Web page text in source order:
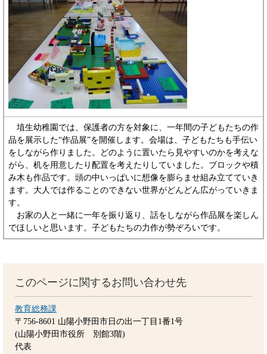
埴生幼稚園では、保護者の方を対象に、一年間の子どもたちの作
品を展示した“作品展”を開催します。会場は、子どもたちも手伝い
をしながら作りました。どのように置いたら見やすいのかを考えな
がら、机を用意したり配置を考えたりしていました。ブロックや積
み木も作品です。頭の中いっぱいに想像を膨らませ組み立てていき
ます。大人では作ることのできない世界がどんどん広がっていきま
す。
お家の人と一緒に一年を振り返り、話をしながら作品展を楽しん
でほしいと思います。子どもたちの力作が勢ぞろいです。
このページに関するお問い合わせ先
教育総務課
〒756-8601 山陽小野田市日の出一丁目1番1号
(山陽小野田市役所 別館3階)
代表